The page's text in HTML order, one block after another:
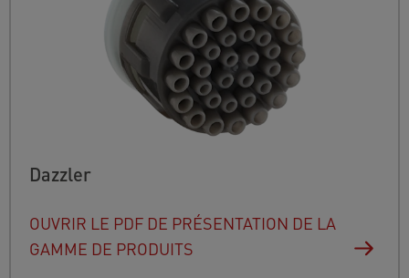
Dazzler
OUVRIR LE PDF DE PRÉSENTATION DE LA
GAMME DE PRODUITS